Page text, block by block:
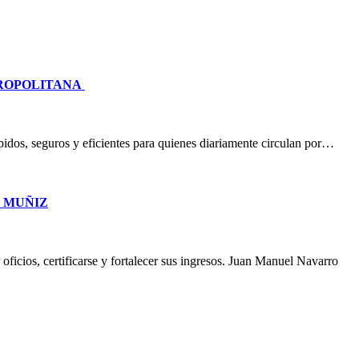
seguros y eficientes para quienes diariamente circulan por…
MUÑIZ
certificarse y fortalecer sus ingresos. Juan Manuel Navarro